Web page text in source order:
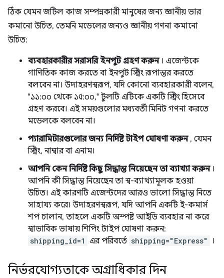
ঠিক যেমন জটিল কাজ সম্পন্নকারী মানুষের জন্য জ্ঞানীয় ভার
কমানো উচিত, তেমনি মডেলের জন্যও জ্ঞানীয় গণনা কমানো
উচিত:
ব্যবহারকারীর সরাসরি ইনপুট গ্রহণ করুন। এজেন্টকে
গাণিতিক কাজ করতে বা ইনপুট স্ট্রিং রূপান্তর করতে
বলবেন না। উদাহরণস্বরূপ, যদি কোনো ব্যবহারকারী বলেন,
"১১:০০ থেকে ১৫:০০," টুলটি এটিকে একটি স্ট্রিং হিসেবে
গ্রহণ করবে। এই সময়গুলোর মধ্যবর্তী মিনিট গণনা করতে
মডেলকে বলবেন না।
প্যারামিটারগুলোর জন্য নির্দিষ্ট টাইপ ঘোষণা করুন, যেমন
স্ট্রিং, নাম্বার বা এনাম।
আপনি কেন নির্দিষ্ট কিছু সিদ্ধান্ত নিয়েছেন তা ব্যাখ্যা করুন।
আপনি কী সিদ্ধান্ত নিয়েছেন তা স্ব-ব্যাখ্যামূলক হওয়া
উচিত। এই কারণটি এজেন্টদের আরও ভালো সিদ্ধান্ত নিতে
সাহায্য করে। উদাহরণস্বরূপ, যদি আপনি একটি ই-কমার্স
শপ চালান, তাহলে একটি অস্পষ্ট আইডি ব্যবহার না করে
স্বাভাবিক ভাষায় শিপিং টাইপ ঘোষণা করুন:
shipping_id=1 এর পরিবর্তে shipping="Express" ।
নির্ভরযোগ্যতাকে অগ্রাধিকার দিন